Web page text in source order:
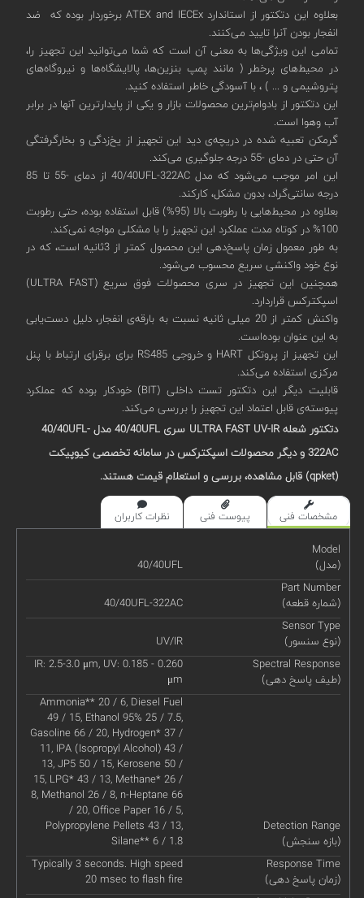
بعلاوه این دتکتور از استاندارد ATEX and IECEx برخوردار بوده که ضد
انفجار بودن آنرا تایید می‌کنند.
تمامی این ویژگی‌ها به معنی آن است که شما می‌توانید این تجهیز را،
در محیط‌های پرخطر ( مانند پمپ بنزین‌ها، پالایشگاه‌ها و نیروگاه‌های
پتروشیمی و ... ) ، با آسودگی خاطر استفاده کنید.
این دتکتور از بادوام‌ترین محصولات بازار و یکی از پایدارترین آنها در برابر
آب وهوا است.
گرمکن تعبیه شده در دریچه‌ی دید این تجهیز از یخ‌زدگی و بخارگرفتگی
آن حتی در دمای -55 درجه جلوگیری می‌کند.
این امر موجب می‌شود که مدل 40/40UFL-322AC از دمای -55 تا 85
درجه سانتی‌گراد، بدون مشکل، کارکند.
بعلاوه در محیط‌هایی با رطوبت بالا (95%) قابل استفاده بوده، حتی رطوبت
100% در کوتاه مدت عملکرد این تجهیز را با مشکلی مواجه نمی‌کند.
به طور معمول زمان پاسخ‌دهی این محصول کمتر از 3ثانیه است، که در
نوع خود واکنشی سریع محسوب می‌شود.
همچنین این تجهیز در سری محصولات فوق سریع (ULTRA FAST)
اسپکترکس قراردارد.
واکنش کمتر از 20 میلی ثانیه نسبت به بارقه‌ی انفجار، دلیل دست‌یابی
به این عنوان بوده‌است.
این تجهیز از پروتکل HART و خروجی RS485 برای برقرای ارتباط با پنل
مرکزی استفاده می‌کند.
قابلیت‌ دیگر این دتکتور تست داخلی (BIT) خودکار بوده که عملکرد
پیوسته‌ی قابل اعتماد این تجهیز را بررسی می‌کند.
دتکتور شعله ULTRA FAST UV-IR
سری 40/40UFL
مدل 40/40UFL-
322AC و دیگر محصولات اسپکترکس در سامانه تخصصی کیوپیکت
(qpket) قابل مشاهده، بررسی و استعلام قیمت هستند.
مشخصات فنی پیوست فنی نظرات کاربران
Model
(مدل)
40/40UFL
Part Number
(شماره قطعه)
40/40UFL-322AC
Sensor Type
(نوع سنسور)
UV/IR
Spectral Response
(طیف پاسخ دهی)
IR: 2.5-3.0 μm, UV: 0.185 - 0.260
μm
Detection Range
(بازه سنجش)
Ammonia** 20 / 6, Diesel Fuel
49 / 15, Ethanol 95% 25 / 7.5,
Gasoline 66 / 20, Hydrogen* 37 /
11, IPA (Isopropyl Alcohol) 43 /
13, JP5 50 / 15, Kerosene 50 /
15, LPG* 43 / 13, Methane* 26 /
8, Methanol 26 / 8, n-Heptane 66
/ 20, Office Paper 16 / 5,
Polypropylene Pellets 43 / 13,
Silane** 6 / 1.8
Response Time
(زمان پاسخ دهی)
Typically 3 seconds. High speed
20 msec to flash fire